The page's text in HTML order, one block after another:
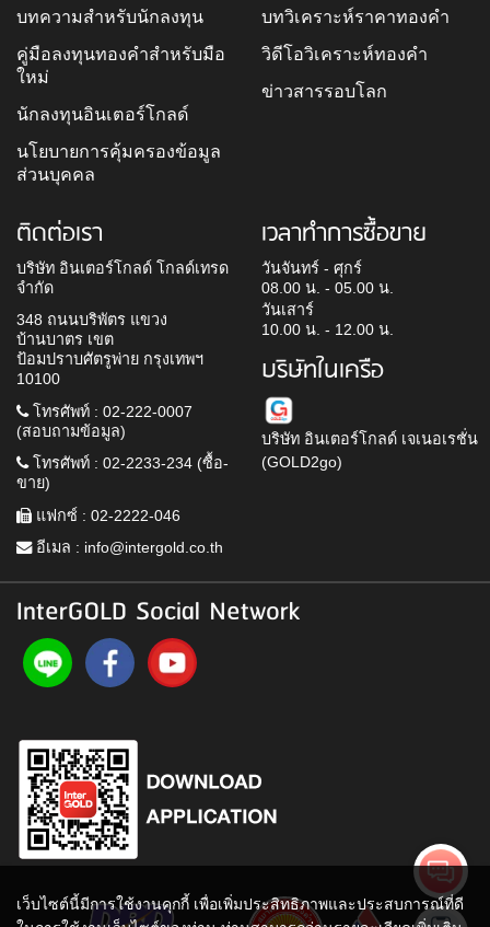
บทความสำหรับนักลงทุน
คู่มือลงทุนทองคำสำหรับมือ
ใหม่
นักลงทุนอินเตอร์โกลด์
นโยบายการคุ้มครองข้อมูล
ส่วนบุคคล
บทวิเคราะห์ราคาทองคำ
วิดีโอวิเคราะห์ทองคำ
ข่าวสารรอบโลก
ติดต่อเรา
บริษัท อินเตอร์โกลด์ โกลด์เทรด
จำกัด
348 ถนนบริพัตร แขวง
บ้านบาตร เขต
ป้อมปราบศัตรูพ่าย กรุงเทพฯ
10100
โทรศัพท์ : 02-222-0007
(สอบถามข้อมูล)
โทรศัพท์ : 02-2233-234 (ซื้อ-
ขาย)
แฟกซ์ : 02-2222-046
อีเมล : info@intergold.co.th
เวลาทำการซื้อขาย
วันจันทร์ - ศุกร์
08.00 น. - 05.00 น.
วันเสาร์
10.00 น. - 12.00 น.
บริษัทในเครือ
บริษัท อินเตอร์โกลด์ เจเนอเรชั่น
(GOLD2go)
InterGOLD Social Network
เว็บไซต์นี้มีการใช้งานคุกกี้ เพื่อเพิ่มประสิทธิภาพและประสบการณ์ที่ดี